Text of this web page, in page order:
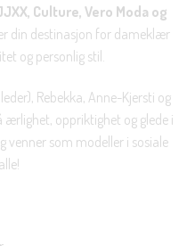
Culture, Vero Moda og
din destinasjon for dameklær
og personlig stil.
Rebekka, Anne-Kjersti og
ærlighet, oppriktighet og glede i
venner som modeller i sosiale